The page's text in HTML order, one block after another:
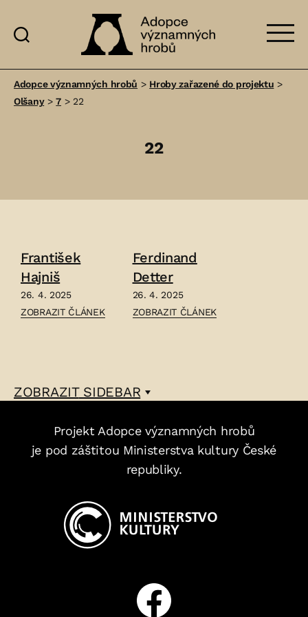
významných
Adopce významných hrobů > Hroby zařazené do projektu >
Olšany>7 > 22
22
František
Hajniš
26. 4. 2025
ČLÁNEK:
ZOBRAZIT ČLÁNEK
Ferdinand
Detter
26. 4. 2025
ČLÁNEK:
ZOBRAZIT ČLÁNEK
ZOBRAZITSIDEBAR
Projekt Adopce významných hrobů
je pod záštitou Ministerstva kultury České
republiky.
Facebook